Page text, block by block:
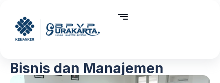
Bisnis dan Manajemen